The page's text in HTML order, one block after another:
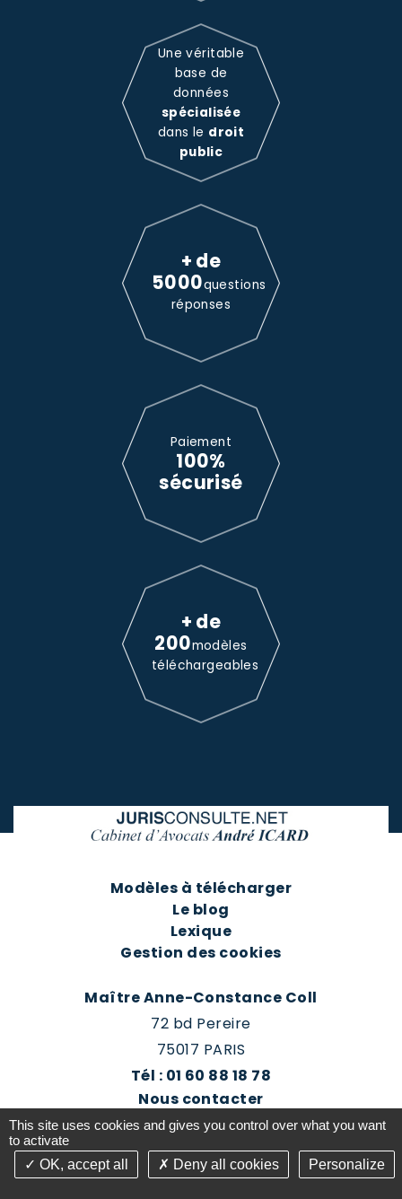
Une véritable
base de
données
spécialisée
dans le droit
public
+ de
5000questions
réponses
Paiement
100%
sécurisé
+ de
200modèles
téléchargeables
Modèles à télécharger
Le blog
Lexique
Gestion des cookies
Maître Anne-Constance Coll
72 bd Pereire
75017 PARIS
Tél : 01 60 88 18 78
Nous contacter
Prendre rendez-vous
This site uses cookies and gives you control over what you want
to activate
OK, accept all
Deny all cookies Personalize